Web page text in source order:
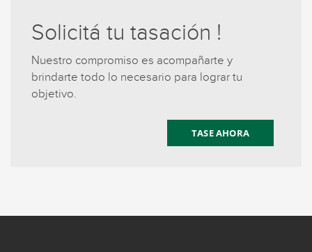
Solicitá tu tasación !
Nuestro compromiso es acompañarte y
brindarte todo lo necesario para lograr tu
objetivo.
TASE AHORA